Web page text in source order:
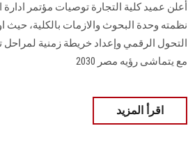
نظمته وحدة البحوث والازمات بالكلية، حيث
التحول الرقمي وإعداد خريطة زمنية
مع يتماشى رؤيه مصر 2030
اقرأ المزيد